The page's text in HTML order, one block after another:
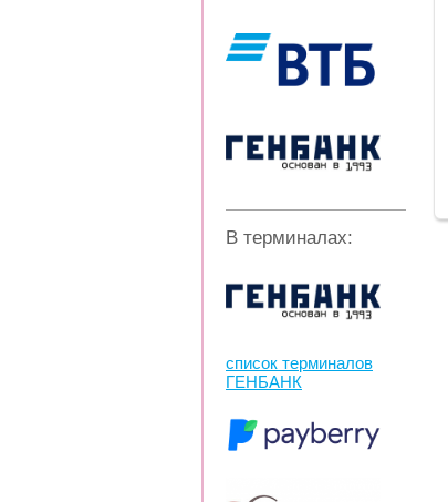
В терминалах:
список терминалов
ГЕНБАНК